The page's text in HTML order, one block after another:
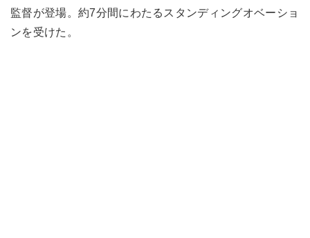
監督が登場。約7分間にわたるスタンディングオベーショ
ンを受けた。